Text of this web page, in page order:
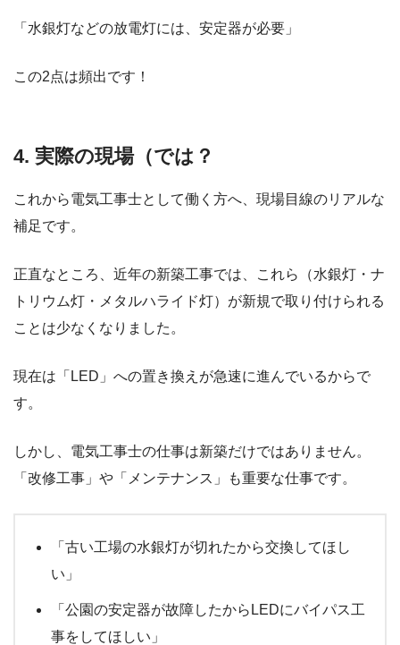
「水銀灯などの放電灯には、安定器が必要」
この2点は頻出です！
4. 実際の現場（では？
これから電気工事士として働く方へ、現場目線のリアルな
補足です。
正直なところ、近年の新築工事では、これら（水銀灯・ナ
トリウム灯・メタルハライド灯）が新規で取り付けられる
ことは少なくなりました。
現在は「LED」への置き換えが急速に進んでいるからで
す。
しかし、電気工事士の仕事は新築だけではありません。
「改修工事」や「メンテナンス」も重要な仕事です。
「古い工場の水銀灯が切れたから交換してほし
い」
「公園の安定器が故障したからLEDにバイパス工
事をしてほしい」